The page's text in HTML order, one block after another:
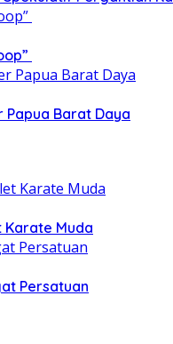
Papua Barat Daya
Karate Muda
Persatuan